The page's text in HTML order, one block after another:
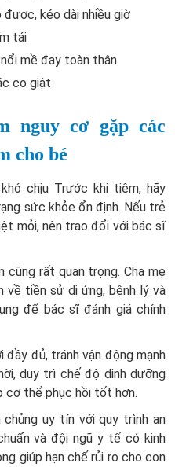
kéo dài nhiều giờ
tái
mề đay toàn thân
co giật
nguy cơ gặp các
cho bé
chịu Trước khi tiêm, hãy
sức khỏe ổn định. Nếu trẻ
mỏi, nên trao đổi với bác sĩ
rất quan trọng. Cha mẹ
về tiền sử dị ứng, bệnh lý và
để bác sĩ đánh giá chính
đủ, tránh vận động mạnh
duy trì chế độ dinh dưỡng
cơ thể phục hồi tốt hơn.
uy tín với quy trình an
và đội ngũ y tế có kinh
giúp hạn chế rủi ro cho con